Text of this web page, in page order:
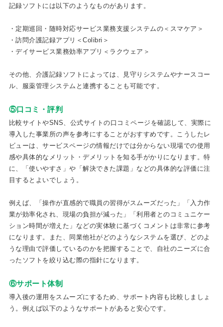
記録ソフトには以下のようなものがあります。
・定期巡回・随時対応サービス業務支援システムの＜スマケア＞
・訪問介護記録アプリ＜Colibri＞
・デイサービス業務効率アプリ＜ラクウェア＞
その他、介護記録ソフトによっては、見守りシステムやナースコー
ル、服薬管理システムと連携することも可能です。
⑤口コミ・評判
比較サイトやSNS、公式サイトの口コミページを確認して、実際に
導入した事業所の声を参考にすることがおすすめです。こうしたレ
ビューは、サービスページの情報だけでは分からない現場での使用
感や具体的なメリット・デメリットを知る手がかりになります。特
に、「使いやすさ」や「解決できた課題」などの具体的な評価に注
目するとよいでしょう。
例えば、「操作が直感的で職員の習得がスムーズだった」「入力作
業が効率化され、現場の負担が減った」「利用者とのコミュニケー
ション時間が増えた」などの実体験に基づくコメントは非常に参考
になります。また、同業他社がどのようなシステムを選び、どのよ
うな理由で評価しているのかを把握することで、自社のニーズに合
ったソフトを絞り込む際の指針になります。
⑥サポート体制
導入後の運用をスムーズにするため、サポート内容も比較しましょ
う。例えば以下のようなサポートがあると安心です。